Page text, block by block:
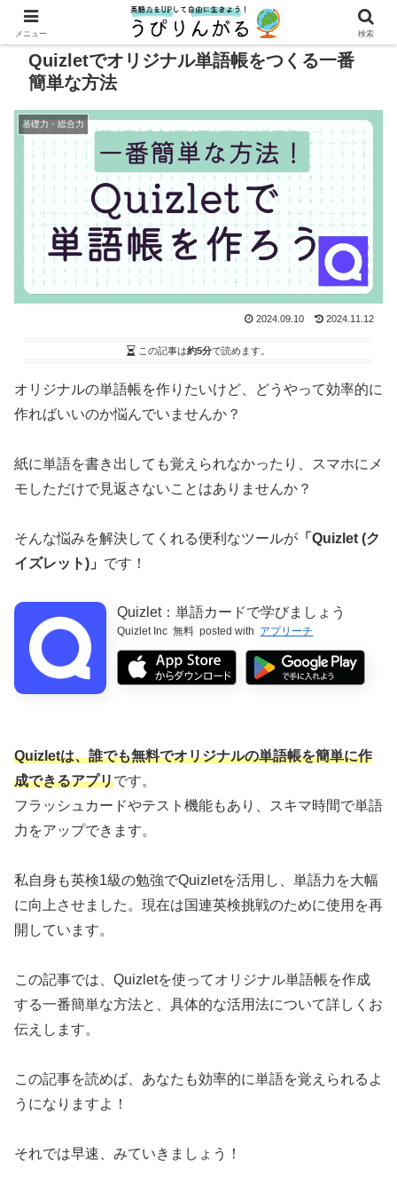
記事内に広告を含む場合があります
Quizletでオリジナル単語帳をつくる一番
簡単な方法
基礎力・総合力
2024.09.10 2024.11.12
この記事は約5分で読めます。
オリジナルの単語帳を作りたいけど、どうやって効率的に
作ればいいのか悩んでいませんか？
紙に単語を書き出しても覚えられなかったり、スマホにメ
モしただけで見返さないことはありませんか？
そんな悩みを解決してくれる便利なツールが 「Quizlet (ク
イズレット)」 です！
Quizlet：単語カードで学びましょう
Quizlet Inc 無料 posted with アプリーチ
Quizletは、誰でも無料でオリジナルの単語帳を簡単に作
成できるアプリです。
フラッシュカードやテスト機能もあり、スキマ時間で単語
力をアップできます。
私自身も英検1級の勉強でQuizletを活用し、単語力を大幅
に向上させました。現在は国連英検挑戦のために使用を再
開しています。
この記事では、Quizletを使ってオリジナル単語帳を作成
する一番簡単な方法と、具体的な活用法について詳しくお
伝えします。
この記事を読めば、あなたも効率的に単語を覚えられるよ
うになりますよ！
それでは早速、みていきましょう！
メニュー 検索